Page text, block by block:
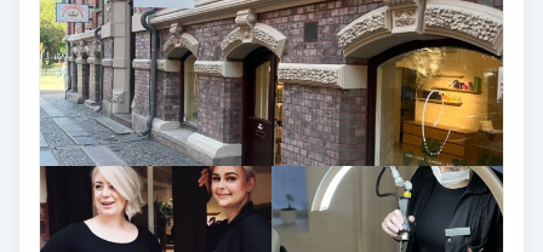
Dermapen
Diamantslipning
Enzympeeling